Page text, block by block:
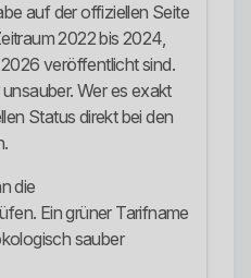
auf der offiziellen Seite
2022 bis 2024,
veröffentlicht sind.
Wer es exakt
Status direkt bei den
die
Ein grüner Tarifname
sauber